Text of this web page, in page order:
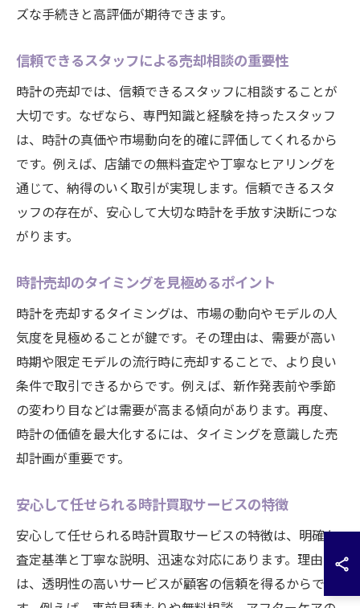
ズな手続きと高評価が期待できます。
信頼できるスタッフによる売却相談の重要性
時計の売却では、信頼できるスタッフに相談することが
大切です。なぜなら、専門知識と経験を持ったスタッフ
は、時計の真価や市場動向を的確に評価してくれるから
です。例えば、店舗での無料査定や丁寧なヒアリングを
通じて、納得のいく取引が実現します。信頼できるスタ
ッフの存在が、安心して大切な時計を手放す決断につな
がります。
時計売却のタイミングを見極めるポイント
時計を売却するタイミングは、市場の動向やモデルの人
気度を見極めることが鍵です。その理由は、需要が高い
時期や限定モデルの流行時に売却することで、より良い
条件で取引できるからです。例えば、新作発表前や季節
の変わり目などは需要が高まる傾向があります。再度、
時計の価値を最大化するには、タイミングを意識した売
却計画が重要です。
安心して任せられる時計買取サービスの特徴
安心して任せられる時計買取サービスの特徴は、明確な
査定基準と丁寧な説明、迅速な対応にあります。理由
は、透明性の高いサービスが顧客の信頼を得るからで